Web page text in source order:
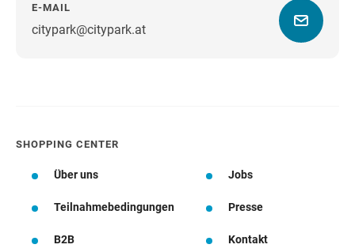
E-MAIL
citypark@citypark.atWegbeschreibung
SHOPPING CENTER
Über uns Jobs
Teilnahmebedingungen Presse
B2B Kontakt